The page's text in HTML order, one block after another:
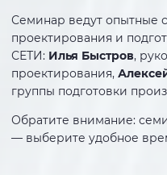
Семинар ведут опытные
проектирования и
СЕТИ: Илья Быстров,
проектирования,
группы подготовки
Обратите внимание:
— выберите удобное